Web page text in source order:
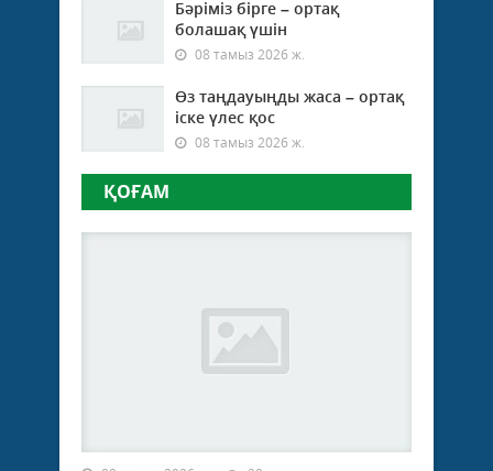
Бәріміз бірге – ортақ
болашақ үшін
08 тамыз 2026 ж.
Өз таңдауыңды жаса – ортақ
іске үлес қос
08 тамыз 2026 ж.
ҚОҒАМ